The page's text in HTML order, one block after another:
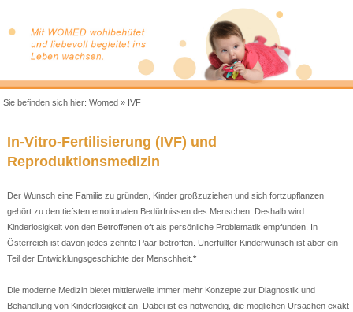
Sie befinden sich hier:Womed » IVF
In-Vitro-Fertilisierung (IVF) und
Reproduktionsmedizin
Der Wunsch eine Familie zu gründen, Kinder großzuziehen und sich fortzupflanzen
gehört zu den tiefsten emotionalen Bedürfnissen des Menschen. Deshalb wird
Kinderlosigkeit von den Betroffenen oft als persönliche Problematik empfunden. In
Österreich ist davon jedes zehnte Paar betroffen. Unerfüllter Kinderwunsch ist aber ein
Teil der Entwicklungsgeschichte der Menschheit. *
Die moderne Medizin bietet mittlerweile immer mehr Konzepte zur Diagnostik und
Behandlung von Kinderlosigkeit an. Dabei ist es notwendig, die möglichen Ursachen exakt